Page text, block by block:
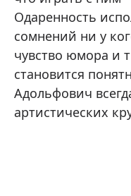
Одаренность
сомнений ни у
чувство юмора и
становится
Адольфович
артистических